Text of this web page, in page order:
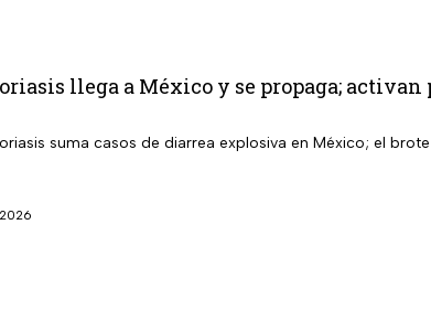
llega a México y se propaga;
suma casos de diarrea explosiva en México; el